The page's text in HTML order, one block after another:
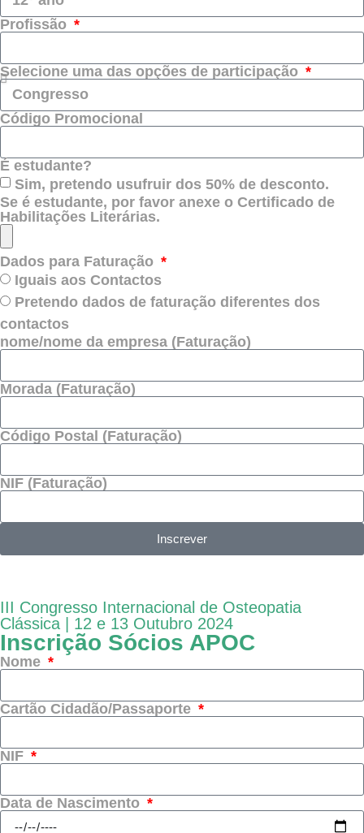
Profissão
Selecione uma das opções de participação
Código Promocional
É estudante?
Sim, pretendo usufruir dos 50% de desconto.
Se é estudante, por favor anexe o Certificado de
Habilitações Literárias.
Dados para Faturação
Iguais aos Contactos
Pretendo dados de faturação diferentes dos
contactos
nome/nome da empresa (Faturação)
Morada (Faturação)
Código Postal (Faturação)
NIF (Faturação)
Inscrever
III Congresso Internacional de Osteopatia
Clássica | 12 e 13 Outubro 2024
Inscrição Sócios APOC
Nome
Cartão Cidadão/Passaporte
NIF
Data de Nascimento